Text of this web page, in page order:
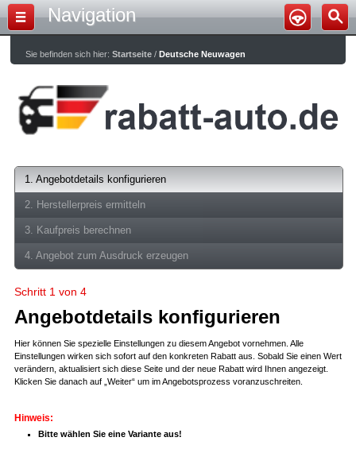
Navigation
Sie befinden sich hier:Startseite /Deutsche Neuwagen
1. Angebotdetails konfigurieren
2. Herstellerpreis ermitteln
3. Kaufpreis berechnen
4. Angebot zum Ausdruck erzeugen
Schritt 1 von 4
Angebotdetails konfigurieren
Hier können Sie spezielle Einstellungen zu diesem Angebot vornehmen. Alle
Einstellungen wirken sich sofort auf den konkreten Rabatt aus. Sobald Sie einen Wert
verändern, aktualisiert sich diese Seite und der neue Rabatt wird Ihnen angezeigt.
Klicken Sie danach auf „Weiter“ um im Angebotsprozess voranzuschreiten.
Hinweis:
Bitte wählen Sie eine Variante aus!